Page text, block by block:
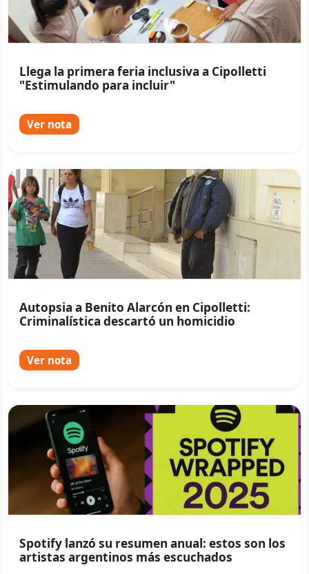
Llega la primera feria inclusiva a Cipolletti
"Estimulando para incluir"
Ver nota
Autopsia a Benito Alarcón en Cipolletti:
Criminalística descartó un homicidio
Ver nota
Spotify lanzó su resumen anual: estos son los
artistas argentinos más escuchados